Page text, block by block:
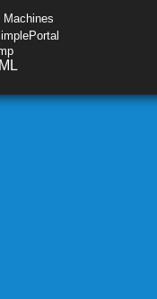
Machines